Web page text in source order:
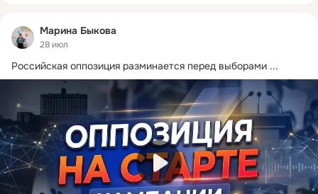
Марина Быкова
28 июл
Российская оппозиция разминается перед выборами ...